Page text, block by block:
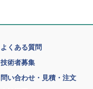
よくある質問
技術者募集
問い合わせ・見積・注文